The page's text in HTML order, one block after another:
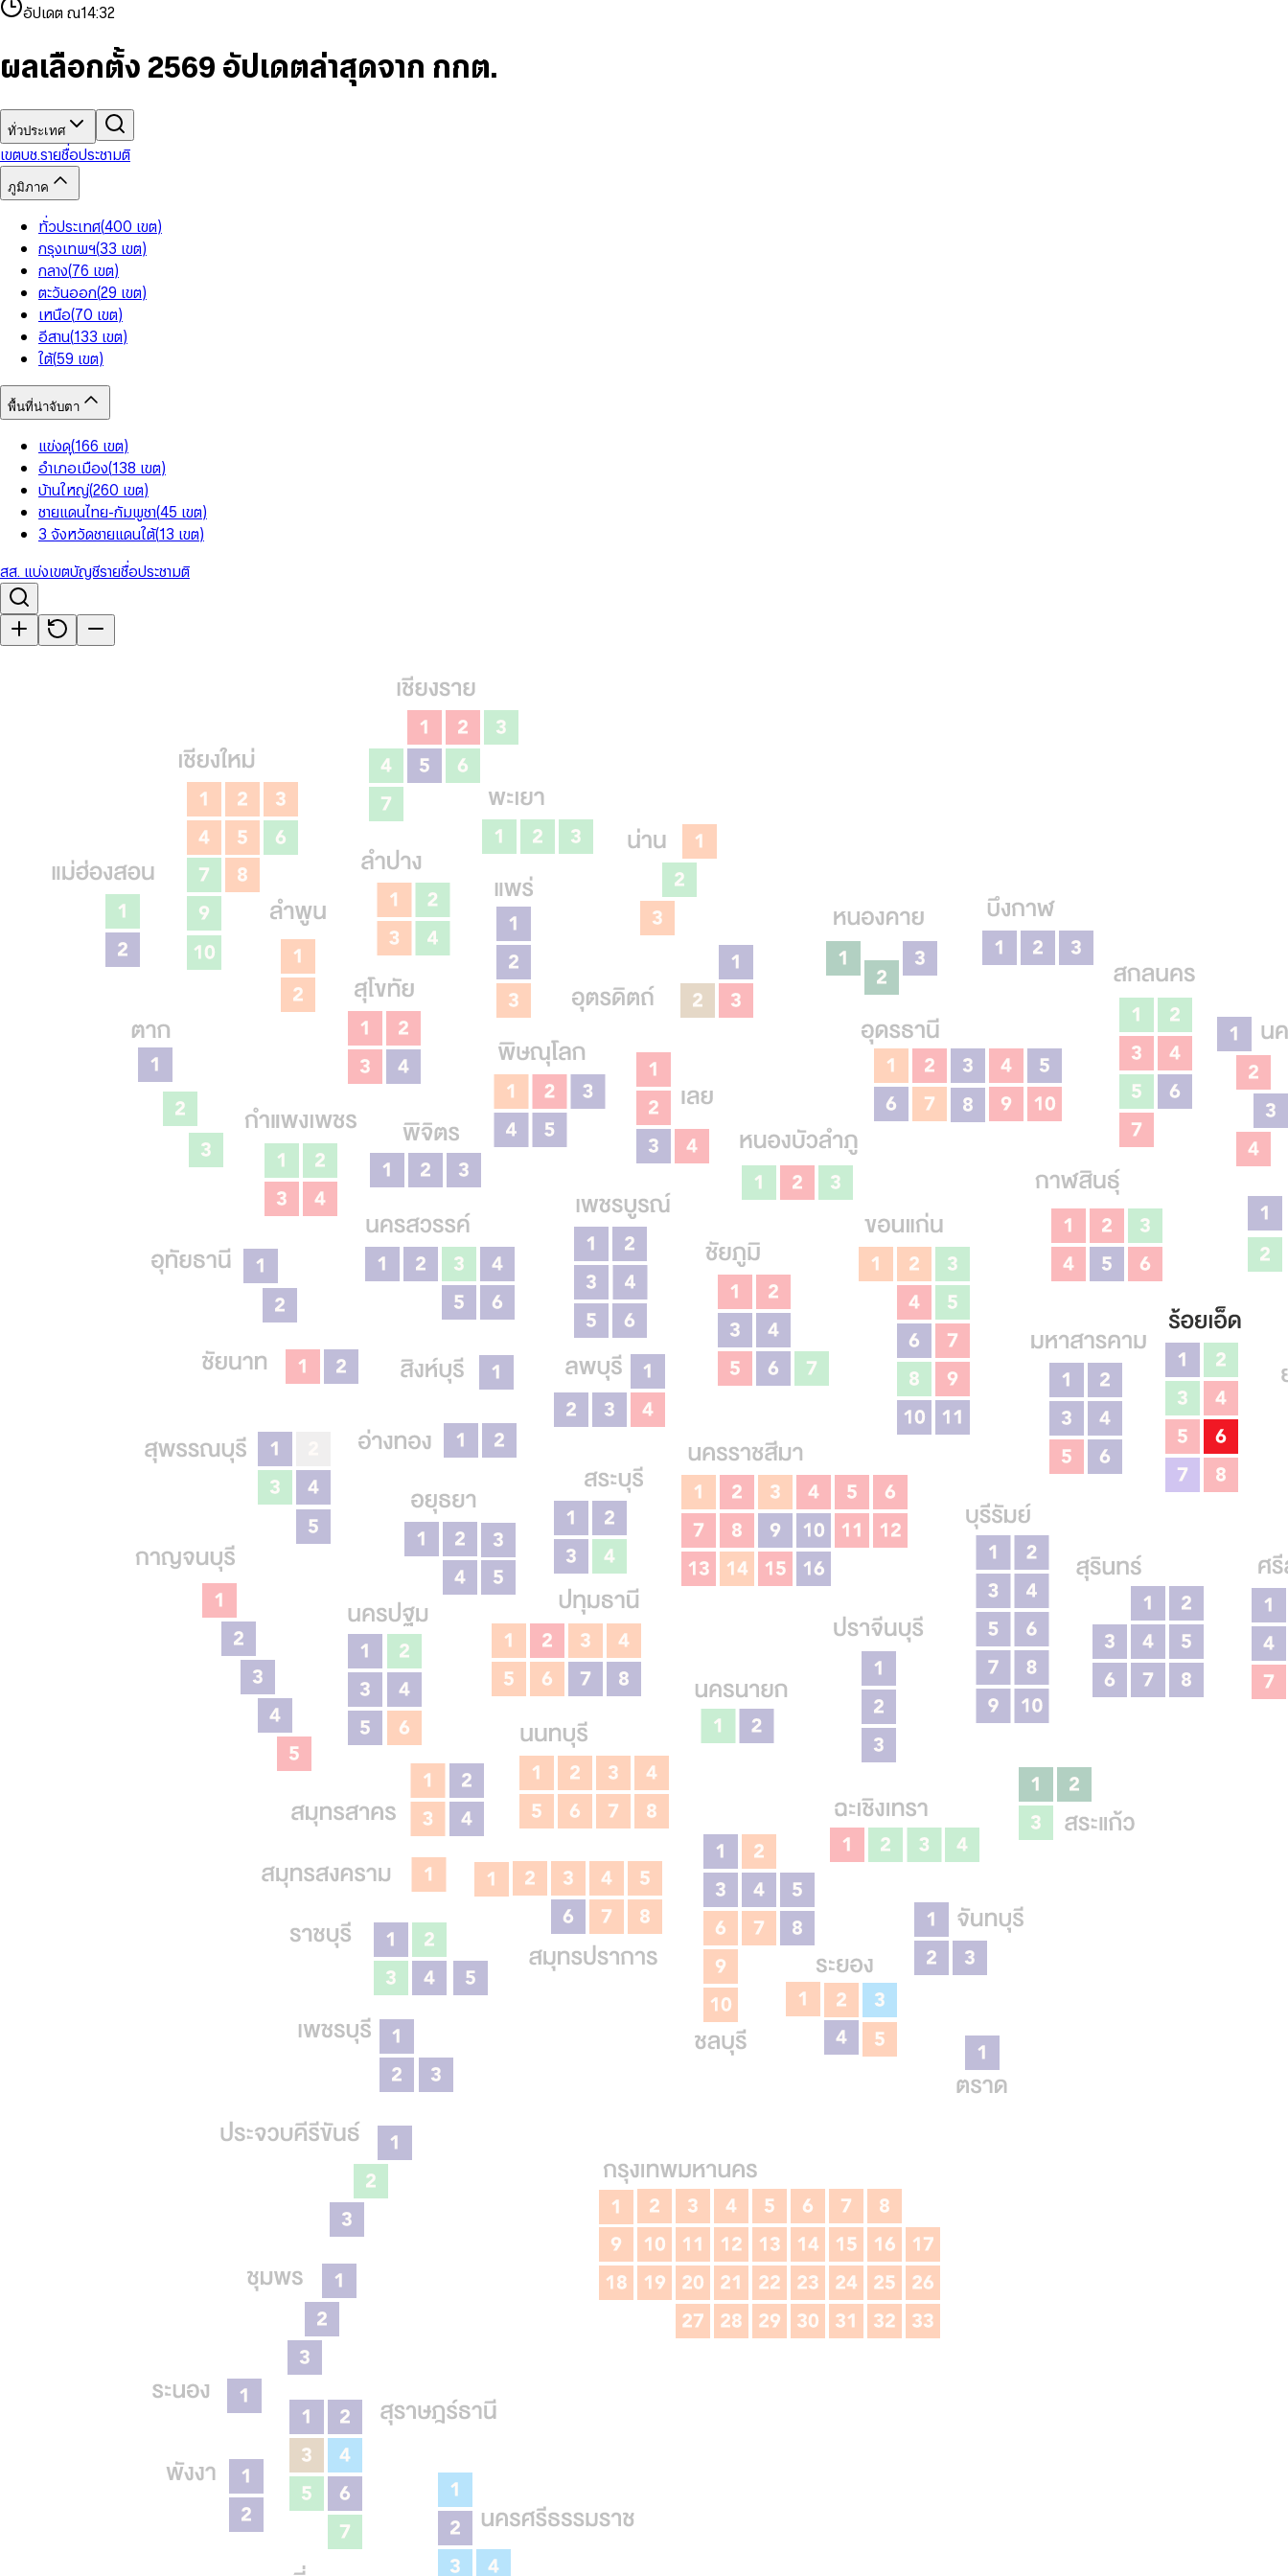
9 9
5
7
8
993
5
6
8
9
84
6
7
9
3
5
6
8
9
7
9
อัปเดต ณ14:32
ผลเลือกตั้ง 2569 อัปเดตล่าสุดจาก กกต.
ทั่วประเทศ
เขตบช.รายชื่อประชามติ
ภูมิภาค
ทั่วประเทศ(400 เขต)
กรุงเทพฯ(33 เขต)
กลาง(76 เขต)
ตะวันออก(29 เขต)
เหนือ(70 เขต)
อีสาน(133 เขต)
ใต้(59 เขต)
พื้นที่น่าจับตา
แข่งดุ(166 เขต)
อำเภอเมือง(138 เขต)
บ้านใหญ่(260 เขต)
ชายแดนไทย-กัมพูชา(45 เขต)
3 จังหวัดชายแดนใต้(13 เขต)
สส. แบ่งเขตบัญชีรายชื่อประชามติ